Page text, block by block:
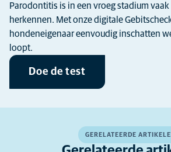
Parodontitis is in een vroeg stadium
herkennen. Met onze digitale
hondeneigenaar eenvoudig inschatten
loopt.
Doe de test
GERELATEERDE